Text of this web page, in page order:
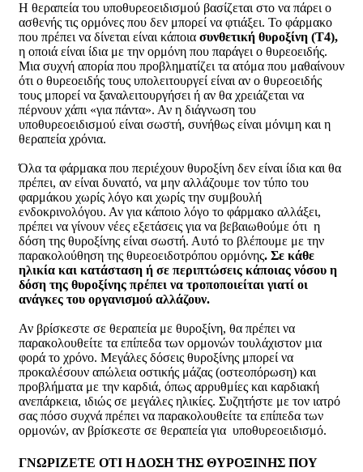
Η θεραπεία του υποθυρεοειδισμού βασίζεται στο να πάρει ο
ασθενής τις ορμόνες που δεν μπορεί να φτιάξει. Το φάρμακο
που πρέπει να δίνεται είναι κάποια συνθετική θυροξίνη (Τ4),
η οποιά είναι ίδια με την ορμόνη που παράγει ο θυρεοειδής.
Μια συχνή απορία που προβληματίζει τα ατόμα που μαθαίνουν
ότι ο θυρεοειδής τους υπολειτουργεί είναι αν ο θυρεοειδής
τους μπορεί να ξαναλειτουργήσει ή αν θα χρειάζεται να
πέρνουν χάπι «για πάντα». Αν η διάγνωση του
υποθυρεοειδισμού είναι σωστή, συνήθως είναι μόνιμη και η
θεραπεία χρόνια.
Όλα τα φάρμακα που περιέχουν θυροξίνη δεν είναι ίδια και θα
πρέπει, αν είναι δυνατό, να μην αλλάζουμε τον τύπο του
φαρμάκου χωρίς λόγο και χωρίς την συμβουλή
ενδοκρινολόγου. Αν για κάποιο λόγο το φάρμακο αλλάξει,
πρέπει να γίνουν νέες εξετάσεις για να βεβαιωθούμε ότι η
δόση της θυροξίνης είναι σωστή. Αυτό το βλέπουμε με την
παρακολούθηση της θυρεοειδοτρόπου ορμόνης. Σε κάθε
ηλικία και κατάσταση ή σε περιπτώσεις κάποιας νόσου η
δόση της θυροξίνης πρέπει να τροποποιείται γιατί οι
ανάγκες του οργανισμού αλλάζουν.
Αν βρίσκεστε σε θεραπεία με θυροξίνη, θα πρέπει να
παρακολουθείτε τα επίπεδα των ορμονών τουλάχιστον μια
φορά το χρόνο. Μεγάλες δόσεις θυροξίνης μπορεί να
προκαλέσουν απώλεια οστικής μάζας (οστεοπόρωση) και
προβλήματα με την καρδιά, όπως αρρυθμίες και καρδιακή
ανεπάρκεια, ιδιώς σε μεγάλες ηλικίες. Συζητήστε με τον ιατρό
σας πόσο συχνά πρέπει να παρακολουθείτε τα επίπεδα των
ορμονών, αν βρίσκεστε σε θεραπεία για υποθυρεοειδισμό.
ΓΝΩΡΙΖΕΤΕ ΟΤΙ Η ΔΟΣΗ ΤΗΣ ΘΥΡΟΞΙΝΗΣ ΠΟΥ